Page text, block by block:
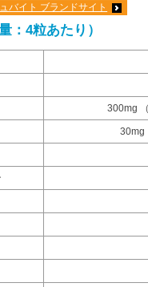
バイト ブランドサイト
：4粒あたり）
300mg
30mg